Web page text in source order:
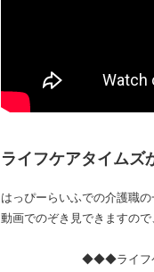
ライフケアタイムズ
はっぴーらいふでの介護職
動画でのぞき見できますの
◆◆◆ライフケア